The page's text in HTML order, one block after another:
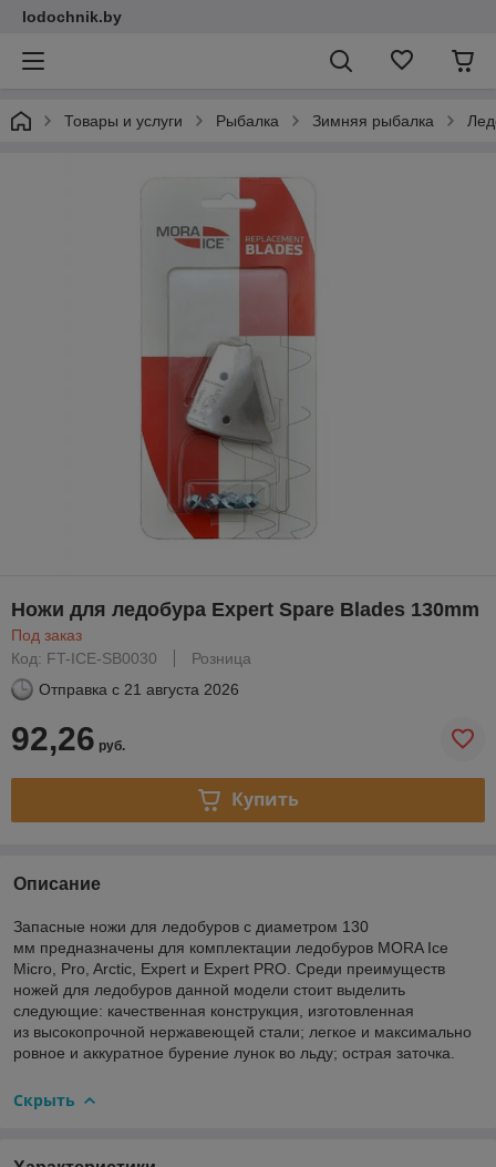
lodochnik.by
Товары и услуги Рыбалка Зимняя рыбалка
Ножи для ледобура Expert Spare Blades 130mm
Под заказ
Код: FT-ICE-SB0030
Розница
Отправка с 21 августа 2026
92,26 руб.
Купить
Описание
Запасные ножи для ледобуров с диаметром 130
мм предназначены для комплектации ледобуров MORA Ice
Micro, Pro, Arctic, Expert и Expert PRO. Среди преимуществ
ножей для ледобуров данной модели стоит выделить
следующие: качественная конструкция, изготовленная
из высокопрочной нержавеющей стали; легкое и максимально
ровное и аккуратное бурение лунок во льду; острая заточка.
Скрыть